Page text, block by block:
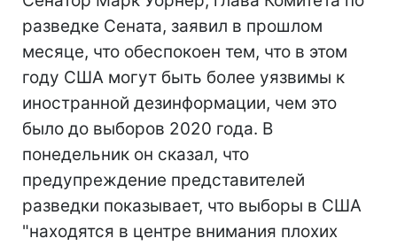
разведке Сената, заявил в прошлом
месяце, что обеспокоен тем, что в этом
году США могут быть более уязвимы к
иностранной дезинформации, чем это
было до выборов 2020 года. В
понедельник он сказал, что
предупреждение представителей
разведки показывает, что выборы в США
"находятся в центре внимания плохих